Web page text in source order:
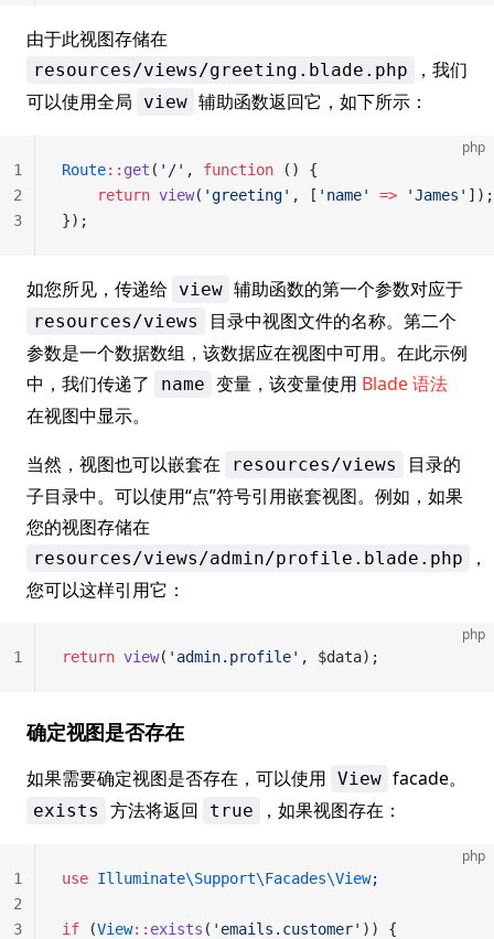
由于此视图存储在
resources/views/greeting.blade.php
，我们
可以使用全局
view 辅助函数返回它，如下所示：
php
Route:: get ( '/' , function () {
    return
view( 'greeting' , [ 'name' => 'James' ]);
});
1
2
3
如您所见，传递给 view 辅助函数的第一个参数对应于
resources/views
目录中视图文件的名称。第二个
参数是一个数据数组，该数据应在视图中可用。在此示例
中，我们传递了
name 变量，该变量使用 Blade 语法
在视图中显示。
当然，视图也可以嵌套在
resources/views
目录的
子目录中。可以使用“点”符号引用嵌套视图。例如，如果
您的视图存储在
resources/views/admin/profile.blade.php
，
您可以这样引用它：
php
return view( 'admin.profile' , $data);
1
确定视图是否存在
如果需要确定视图是否存在，可以使用 View facade。
exists 方法将返回 true ，如果视图存在：
php
use Illuminate\Support\Facades\View;
if (View:: exists ( 'emails.customer' )) {
1
2
3